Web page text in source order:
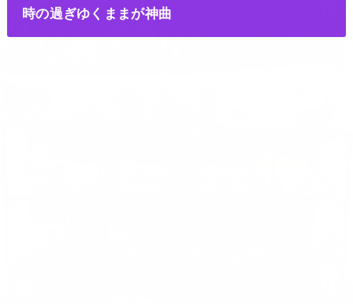
時の過ぎゆくままが神曲